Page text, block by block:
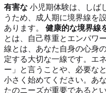
有害な 小児期体験は、しば
うため、成人期に境界線を
あります。 健康的な境界線
とは、自己尊重とエンパワ
線とは、あなた自身の心身
定する大切な一線です。エ
ー」と言うことや、必要な
小さく始めてください。あ
たのニーズが重要であると